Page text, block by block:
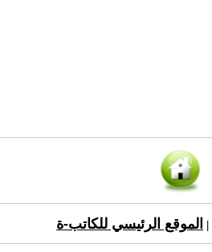
الموقع الرئيسي للكاتب-ة